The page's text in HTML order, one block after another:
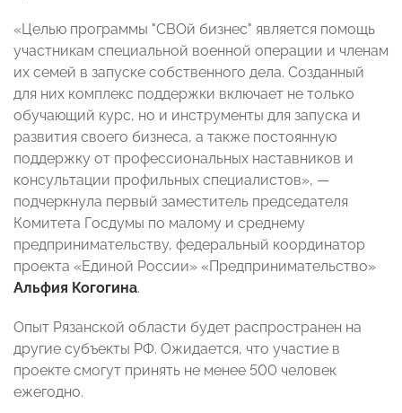
«Целью программы "СВОй бизнес" является помощь
участникам специальной военной операции и членам
их семей в запуске собственного дела. Созданный
для них комплекс поддержки включает не только
обучающий курс, но и инструменты для запуска и
развития своего бизнеса, а также постоянную
поддержку от профессиональных наставников и
консультации профильных специалистов», —
подчеркнула первый заместитель председателя
Комитета Госдумы по малому и среднему
предпринимательству, федеральный координатор
проекта «Единой России» «Предпринимательство»
Альфия Когогина.
Опыт Рязанской области будет распространен на
другие субъекты РФ. Ожидается, что участие в
проекте смогут принять не менее 500 человек
ежегодно.